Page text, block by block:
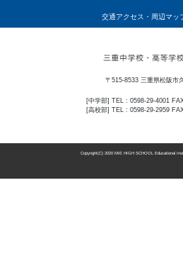
交通アクセス・周辺マ
〒515-8533 三重県松阪市
[中学部] TEL : 0598-29-4001
[高校部] TEL : 0598-29-2959
Copyright(C) 2020 MIE HIGH SCHOOL Educational